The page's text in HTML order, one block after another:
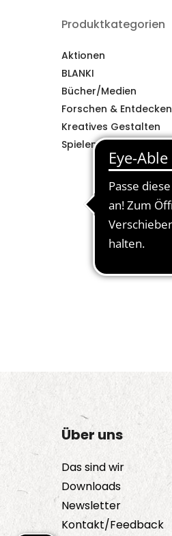
Produktkategorien
Aktionen
BLANKI
Bücher/Medien
Forschen & Entdecken
Kreatives Gestalten
Spielen & Lernen
Über uns
Das sind wir
Downloads
Newsletter
Kontakt/Feedback